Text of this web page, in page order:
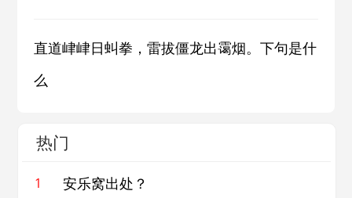
直道峍峍日虯拳，雷拔僵龙出霭烟。下句是什
么
热门
1 安乐窝出处？